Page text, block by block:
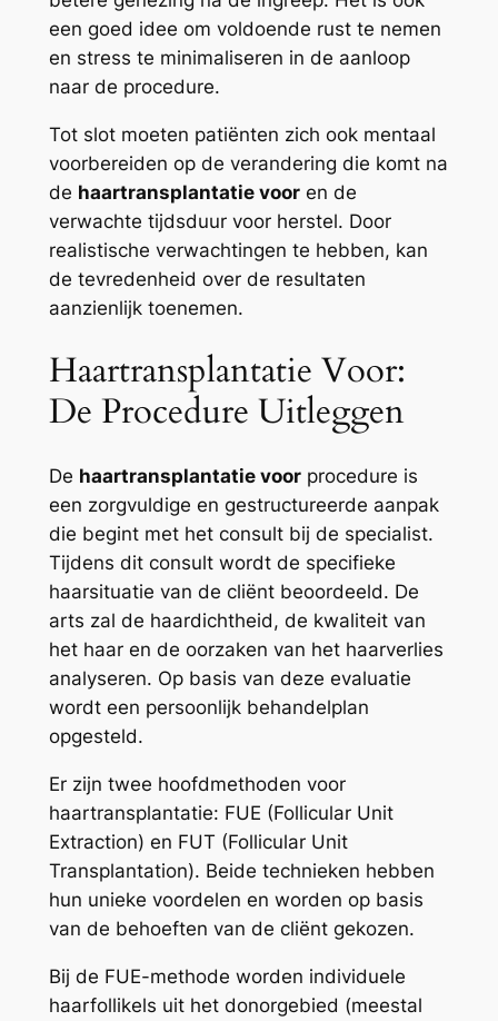
een goed idee om voldoende rust te nemen
en stress te minimaliseren in de aanloop
naar de procedure.
Tot slot moeten patiënten zich ook mentaal
voorbereiden op de verandering die komt na
de haartransplantatie vooren de
verwachte tijdsduur voor herstel. Door
realistische verwachtingen te hebben, kan
de tevredenheid over de resultaten
aanzienlijk toenemen.
Haartransplantatie Voor:
De Procedure Uitleggen
De haartransplantatie voorprocedure is
een zorgvuldige en gestructureerde aanpak
die begint met het consult bij de specialist.
Tijdens dit consult wordt de specifieke
haarsituatie van de cliënt beoordeeld. De
arts zal de haardichtheid, de kwaliteit van
het haar en de oorzaken van het haarverlies
analyseren. Op basis van deze evaluatie
wordt een persoonlijk behandelplan
opgesteld.
Er zijn twee hoofdmethoden voor
haartransplantatie: FUE (Follicular Unit
Extraction) en FUT (Follicular Unit
Transplantation). Beide technieken hebben
hun unieke voordelen en worden op basis
van de behoeften van de cliënt gekozen.
Bij de FUE-methode worden individuele
haarfollikels uit het donorgebied (meestal